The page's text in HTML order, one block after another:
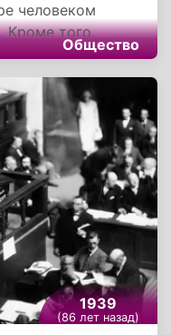
человеком
того,
экспедиция под
первой из
полюса,
под
Общество
1939
(86 лет назад)